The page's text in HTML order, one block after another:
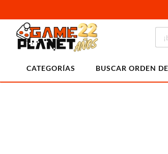
CATEGORÍAS BUSCAR ORDEN